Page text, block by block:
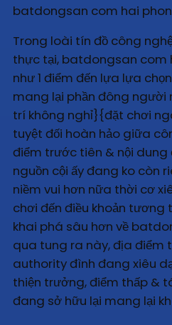
batdongsan com hai
Trong loài tín đồ công
thực tại, batdongsan com
như 1 điểm đến lựa lựa
mang lại phần đông người
trí không nghỉ}{đặt chơi
tuyệt đối hoàn hảo giữa
điểm trước tiên & nội dung
nguồn cội ấy đang ko còn
niềm vui hơn nữa thời cơ
chơi đến điều khoản
khai phá sâu hơn về
qua tung ra này, địa điểm
authority đình đang xiêu
thiện trưởng, điểm thấp &
đang sở hữu lại mang lại